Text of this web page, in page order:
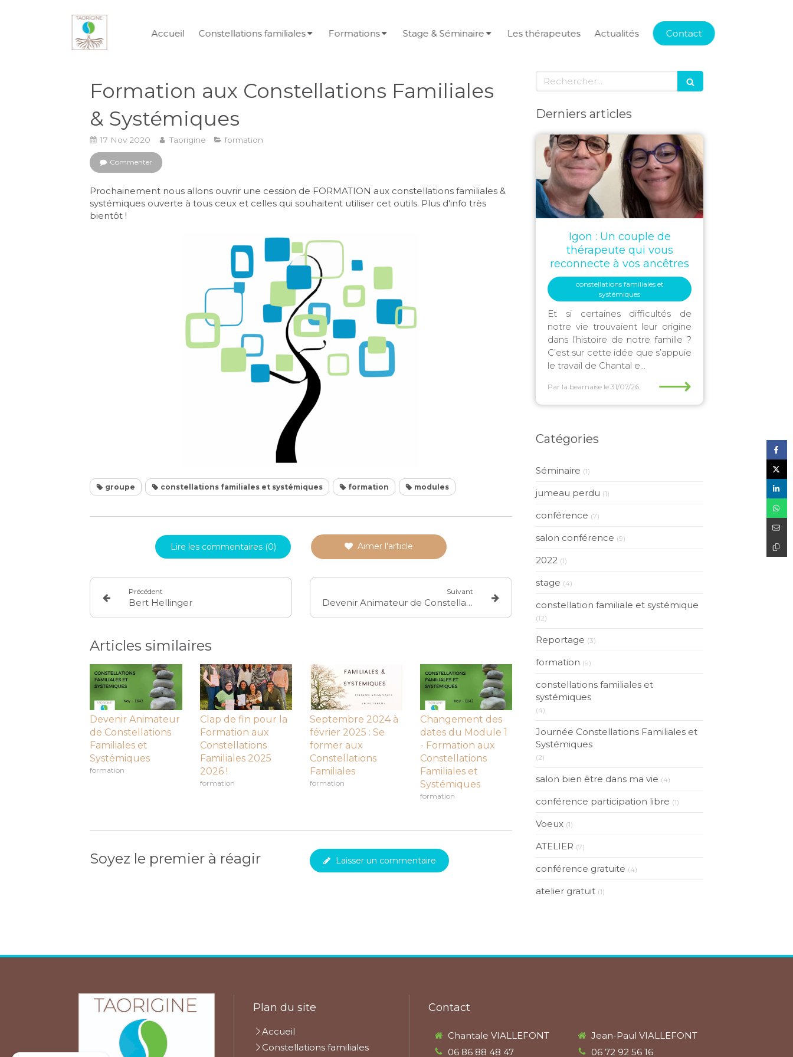
Accueil Constellations familiales Formations Stage & Séminaire Les thérapeutes Actualités Contact
Formation aux Constellations Familiales
& Systémiques
17 Nov 2020 Taorigine formation
Commenter
Prochainement nous allons ouvrir une cession de FORMATION aux constellations familiales &
systémiques ouverte à tous ceux et celles qui souhaitent utiliser cet outils. Plus d'info très
bientôt !
groupe constellations familiales et systémiques formation modules
Lire les commentaires (0) Aimer l'article
Précédent
Bert Hellinger
Suivant
Devenir Animateur de Constellations Familiales et Systémiques
Articles similaires
Devenir Animateur
de Constellations
Familiales et
Systémiques
formation
Clap de fin pour la
Formation aux
Constellations
Familiales 2025
2026 !
formation
Septembre 2024 à
février 2025 : Se
former aux
Constellations
Familiales
formation
Changement des
dates du Module 1
- Formation aux
Constellations
Familiales et
Systémiques
formation
Soyez le premier à réagir Laisser un commentaire
Rechercher
Derniers articles
Igon : Un couple de
thérapeute qui vous
reconnecte à vos ancêtres
constellations familiales et
systémiques
Et si certaines difficultés de
notre vie trouvaient leur origine
dans l’histoire de notre famille ?
C’est sur cette idée que s’appuie
le travail de Chantal e...
Par la bearnaise le 31/07/26 ⟶
Catégories
Séminaire (1)
jumeau perdu (1)
conférence (7)
salon conférence (9)
2022 (1)
stage (4)
constellation familiale et systémique
(12)
Reportage (3)
formation (9)
constellations familiales et
systémiques
(4)
Journée Constellations Familiales et
Systémiques
(2)
salon bien être dans ma vie (4)
conférence participation libre (1)
Voeux (1)
ATELIER (7)
conférence gratuite (4)
atelier gratuit (1)
Plan du site
Accueil
Constellations familiales
Contact
Chantale VIALLEFONT
06 86 88 48 47
Jean-Paul VIALLEFONT
06 72 92 56 16